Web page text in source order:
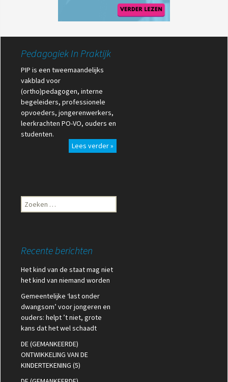
Pedagogiek In Praktijk
PIP is een tweemaandelijks
vakblad voor
(ortho)pedagogen, interne
begeleiders, professionele
opvoeders, jongerenwerkers,
leerkrachten PO-VO, ouders en
studenten.
Lees verder »
Zoeken
naar:
Recente berichten
Het kind van de staat mag niet
het kind van niemand worden
Gemeentelijke ‘last onder
dwangsom’ voor jongeren en
ouders: helpt ’t niet, grote
kans dat het wel schaadt
DE (GEMANKEERDE)
ONTWIKKELING VAN DE
KINDERTEKENING (5)